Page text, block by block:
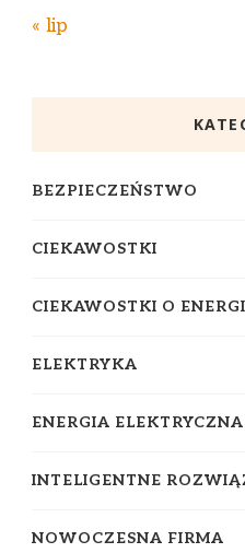
« lip
BEZPIECZEŃSTWO
CIEKAWOSTKI
CIEKAWOSTKI O
ELEKTRYKA
ENERGIA ELEKTRYCZNA
INTELIGENTNE
NOWOCZESNA FIRMA